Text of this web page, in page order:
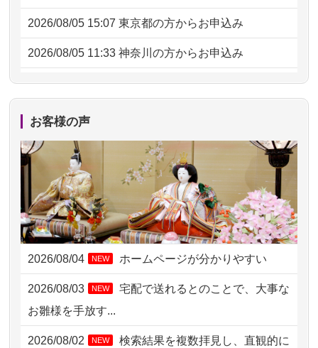
2026/08/05 15:07 東京都の方からお申込み
2026/08/05 11:33 神奈川の方からお申込み
2026/08/04 17:34 西亀有の方からお申込み
2026/08/04 15:40
2026/08/04 14:04 東京都の方からお申込み
2026/08/04 00:38 中野区の方からお申込み
2026/08/03 21:17 愛知県の方からお申込み
2026/08/02 18:47 虎ノ門の方からお申込み
2026/08/02 11:15 千葉県の方からお申込み
2026/08/02 10:39 神奈川の方からお申込み
お客様の声
2026/08/04 NEW ホームページが分かりやすい
2026/08/03 NEW
宅配で送れるとのことで、大事な
お雛様を手放す...
2026/08/02 NEW
検索結果を複数拝見し、直観的に